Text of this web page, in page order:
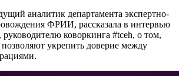
аналитик департамента экспертно-
ФРИИ, рассказала в интервью
коворкинга #tceh, о том,
укрепить доверие между